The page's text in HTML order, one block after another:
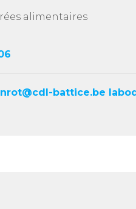
alimentaires
battice.be